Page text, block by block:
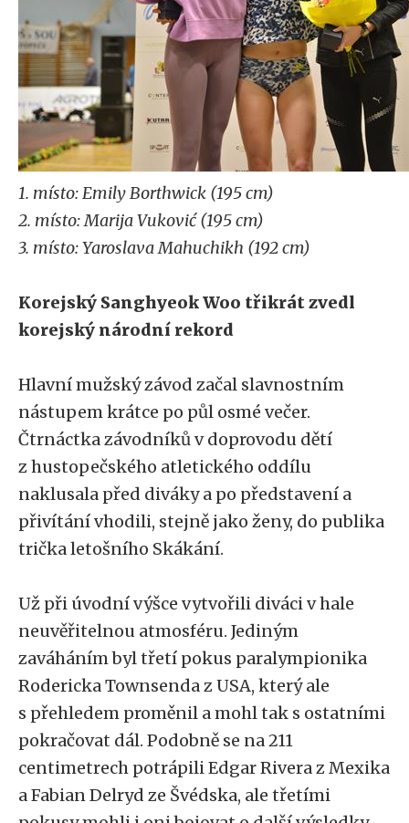
1. místo: Emily Borthwick (195 cm)
2. místo: Marija Vuković (195 cm)
3. místo: Yaroslava Mahuchikh (192 cm)
Korejský Sanghyeok Woo třikrát zvedl
korejský národní rekord
Hlavní mužský závod začal slavnostním
nástupem krátce po půl osmé večer.
Čtrnáctka závodníků v doprovodu dětí
z hustopečského atletického oddílu
naklusala před diváky a po představení a
přivítání vhodili, stejně jako ženy, do publika
trička letošního Skákání.
Už při úvodní výšce vytvořili diváci v hale
neuvěřitelnou atmosféru. Jediným
zaváháním byl třetí pokus paralympionika
Rodericka Townsenda z USA, který ale
s přehledem proměnil a mohl tak s ostatními
pokračovat dál. Podobně se na 211
centimetrech potrápili Edgar Rivera z Mexika
a Fabian Delryd ze Švédska, ale třetími